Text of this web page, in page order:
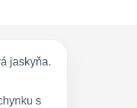
jaskyňa.
s